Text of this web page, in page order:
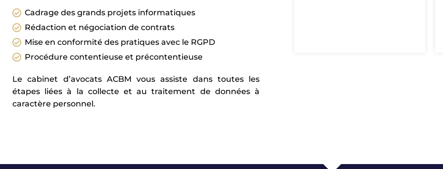
Cadrage des grands projets informatiques
Rédaction et négociation de contrats
Mise en conformité des pratiques avec le RGPD
Procédure contentieuse et précontentieuse
Le cabinet d’avocats ACBM vous assiste dans toutes les
étapes liées à la collecte et au traitement de données à
caractère personnel.